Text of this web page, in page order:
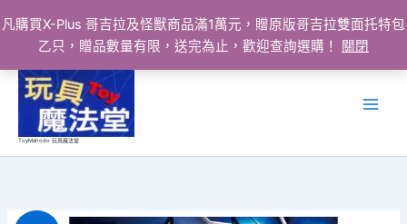
凡購買X-Plus 哥吉拉及怪獸商品滿1萬元，贈原版哥吉拉雙面托特包
乙只，贈品數量有限，送完為止，歡迎查詢選購！
關閉
ToyMahodo 玩具魔法堂